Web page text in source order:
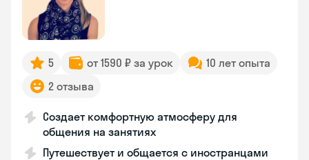
5 от 1590 ₽ за урок
10 лет опыта
2 отзыва
Создает комфортную атмосферу для
общения на занятиях
Путешествует и общается с иностранцами